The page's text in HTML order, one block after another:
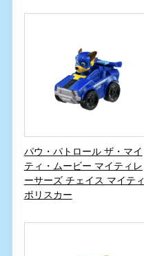
パウ・パトロール ザ・マイ
ティ・ムービー マイティレ
ーサーズ チェイス マイティ
ポリスカー